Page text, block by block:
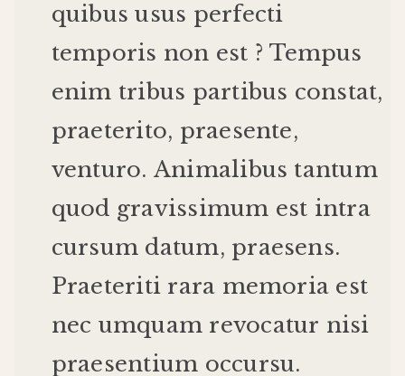
quibus usus perfecti
temporis non est ?Tempus
enim tribus partibus constat,
praeterito, praesente,
venturo. Animalibus tantum
quod gravissimum est intra
cursum datum, praesens.
Praeteriti rara memoria est
nec umquam revocatur nisi
praesentium occursu.